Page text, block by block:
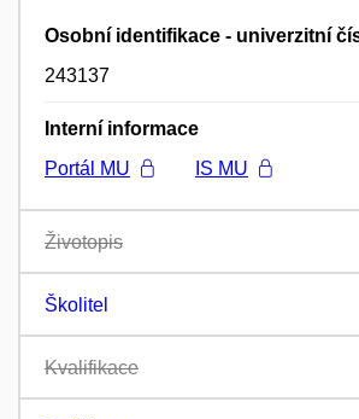
Osobní identifikace - univerzitní
243137
Interní informace
Portál MU
IS MU
Životopis
Školitel
Kvalifikace